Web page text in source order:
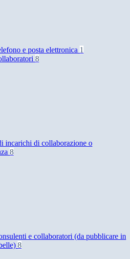
e posta elettronica 1
8
incarichi di collaborazione o
8
e collaboratori (da pubblicare in
8